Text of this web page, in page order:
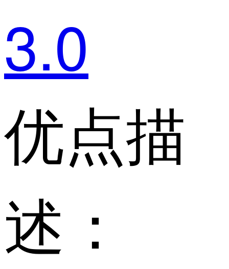
3.0
优点描
述：